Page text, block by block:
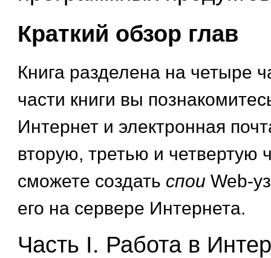
Краткий обзор глав
Книга разделена на четыре
части книги вы
Интернет и электронная
вторую, третью и четвертую
сможете создать спои Web-
его на сервере Интернета.
Часть I. Работа в